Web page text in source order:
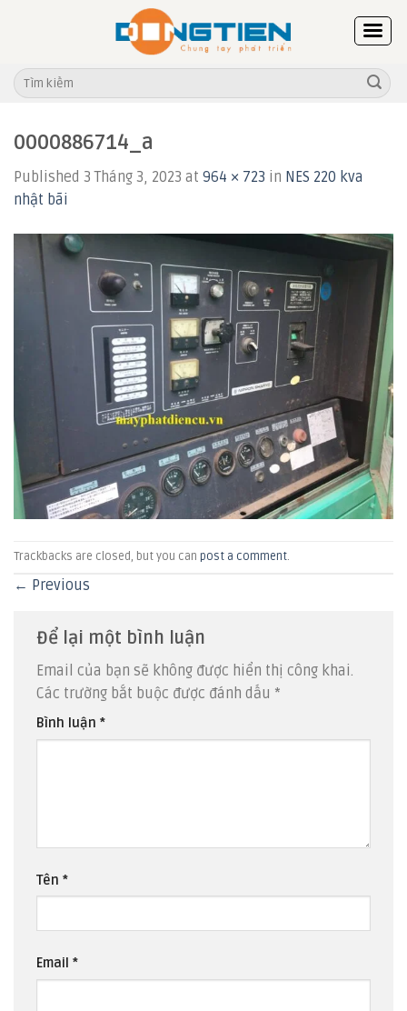
Tìm
kiếm:
0000886714_a
Published 3 Tháng 3, 2023 at 964 × 723 in NES 220 kva
nhật bãi
Trackbacks are closed, but you can post a comment.
← Previous
Để lại một bình luận
Email của bạn sẽ không được hiển thị công khai.
Các trường bắt buộc được đánh dấu *
Bình luận *
Tên *
Email *